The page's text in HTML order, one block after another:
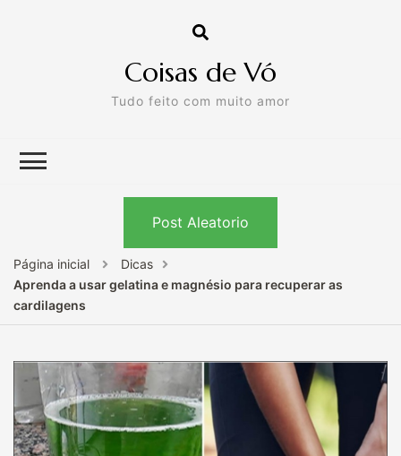
Coisas de Vó
Tudo feito com muito amor
Post Aleatorio
Página inicial
Dicas
Aprenda a usar gelatina e magnésio para recuperar as
cardilagens